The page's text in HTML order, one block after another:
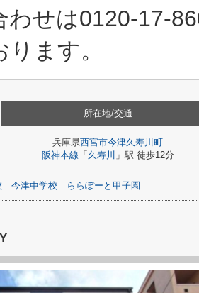
わせは0120-
ます。
所在地/交通
兵庫県西宮市今津久寿川町
阪神本線 「 久寿川 」駅 徒歩12分
今津中学校 ららぽーと甲子園